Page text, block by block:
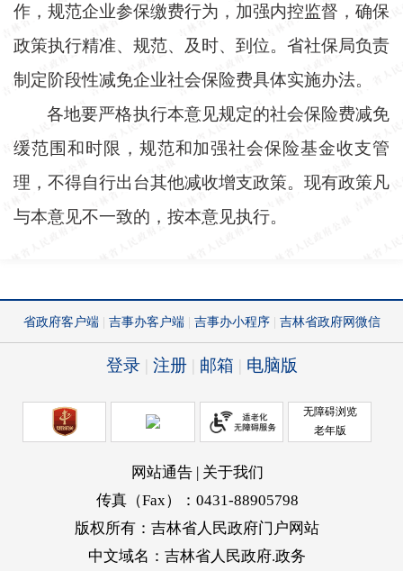
作，规范企业参保缴费行为，加强内控监督，确保
政策执行精准、规范、及时、到位。省社保局负责
制定阶段性减免企业社会保险费具体实施办法。
各地要严格执行本意见规定的社会保险费减免
缓范围和时限，规范和加强社会保险基金收支管
理，不得自行出台其他减收增支政策。现有政策凡
与本意见不一致的，按本意见执行。